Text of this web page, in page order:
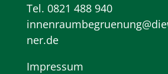
Tel. 0821 488 940
ner.de
Impressum